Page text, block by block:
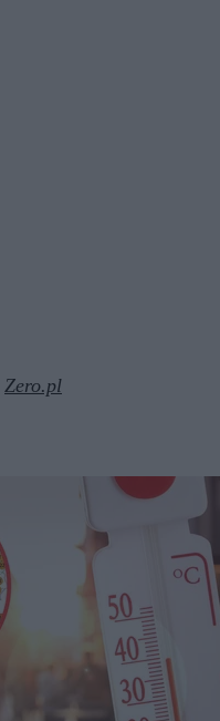
Zero.pl